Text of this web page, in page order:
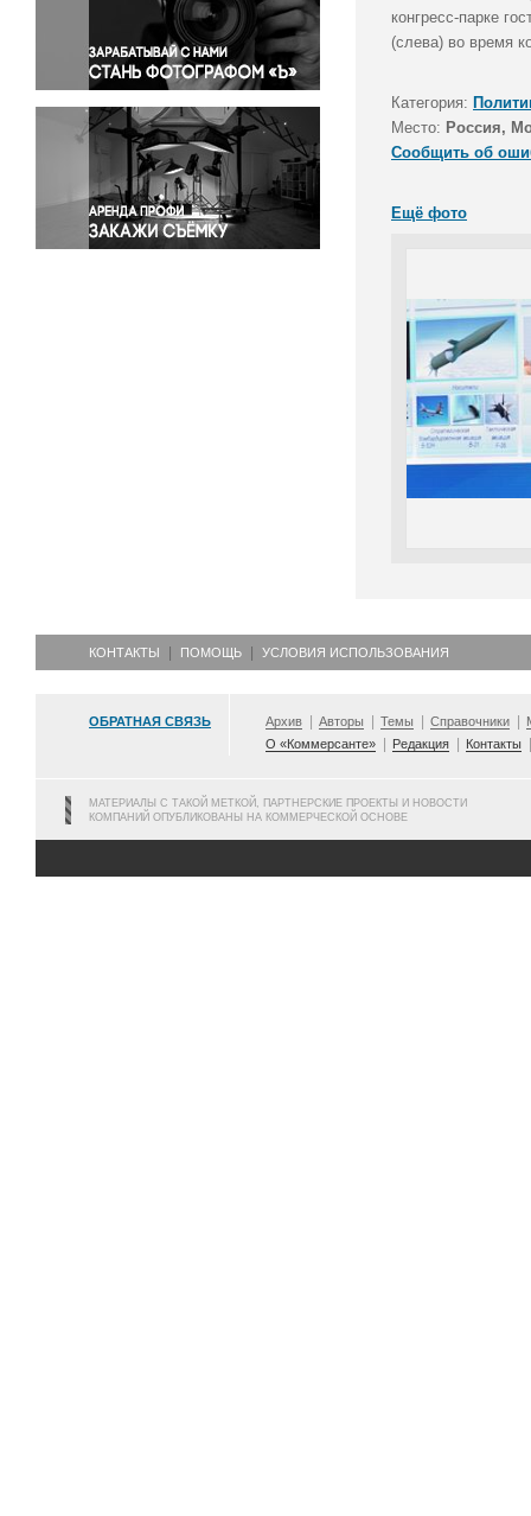
Правосудие
Происшествия и конфликты
Религия
Светская жизнь
Спорт
Экология
Экономика и бизнес
конгресс-парке
(слева) во время
Категория:
Место: Россия,
Сообщить об
Ещё фото
КОНТАКТЫ ПОМОЩЬ УСЛОВИЯ ИСПОЛЬЗОВАНИЯ
ОБРАТНАЯ СВЯЗЬ Архив Авторы Темы Справочники
О «Коммерсанте»
Редакция Контакты
МАТЕРИАЛЫ С ТАКОЙ МЕТКОЙ, ПАРТНЕРСКИЕ ПРОЕКТЫ И НОВОСТИ
КОМПАНИЙ ОПУБЛИКОВАНЫ НА КОММЕРЧЕСКОЙ ОСНОВЕ